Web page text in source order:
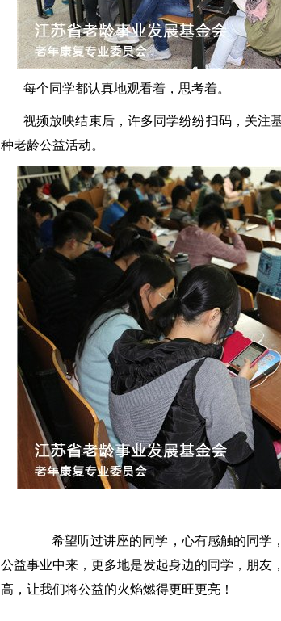
每个同学都认真地观看着，思考着。
视频放映结束后，许多同学纷纷扫码，关注
种老龄公益活动。
希望听过讲座的同学，心有感触的同学
公益事业中来，更多地是发起身边的同学，朋友
高，让我们将公益的火焰燃得更旺更亮！